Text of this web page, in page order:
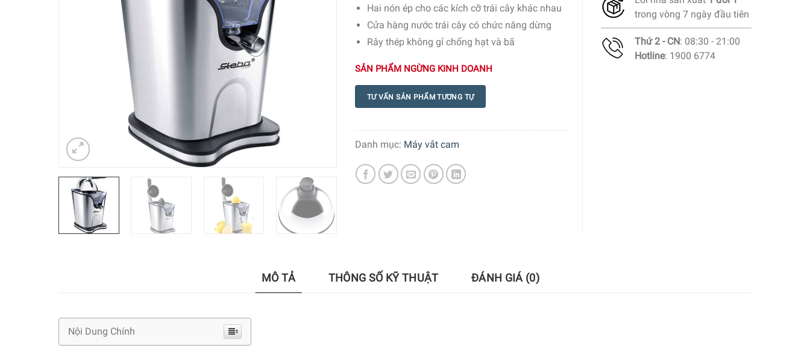
Hai nón ép cho các kích cỡ trái cây khác nhau
Cửa hàng nước trái cây có chức năng dừng
Rây thép không gỉ chống hạt và bã
SẢN PHẨM NGỪNG KINH DOANH
TƯ VẤN SẢN PHẨM TƯƠNG TỰ
Danh mục: Máy vắt cam
trong vòng 7 ngày đầu tiên
Thứ 2 - CN: 08:30 - 21:00
Hotline: 1900 6774
MÔ TẢ THÔNG SỐ KỸ THUẬT ĐÁNH GIÁ (0)
Nội Dung Chính